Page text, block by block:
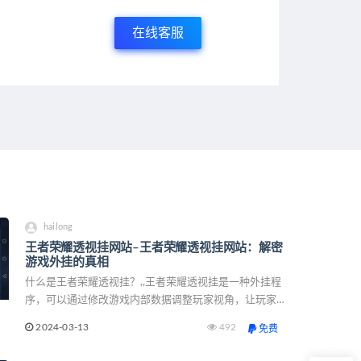
在线客服
hailong
王者荣耀透视挂网站–王者荣耀透视挂网站：解密
游戏外挂的真相
什么是王者荣耀透视挂？,,王者荣耀透视挂是一种外挂程
序，可以通过修改游戏内部数据调整玩家视角，让玩家能
这种外挂能够显示敌方玩家的位置，避免被突然袭击，
2024-03-13 492 免费